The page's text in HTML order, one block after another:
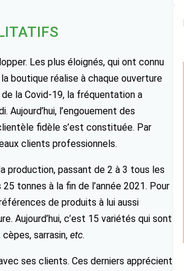
Les plus éloignés, qui ont connu
boutique réalise à chaque ouverture
la Covid-19, la fréquentation a
l’engouement des
fidèle s’est constituée. Par
clients professionnels.
production, passant de 2 à 3 tous les
tonnes à la fin de l’année 2021. Pour
de produits à lui aussi
Aujourd’hui, c’est 15 variétés qui sont
sarrasin, etc.
ses clients. Ces derniers apprécient